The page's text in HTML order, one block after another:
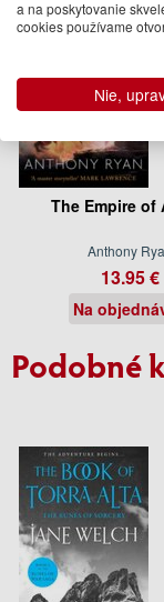
The Empire of
Anthony
13.95 €
Na
Podobné
a na poskytovanie
cookies používame
Nie,